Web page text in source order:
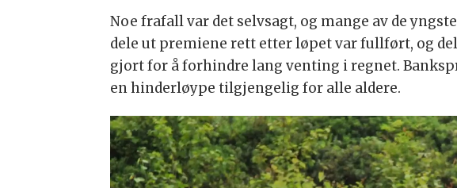
Noe frafall var det selvsagt, og mange av de
dele ut premiene rett etter løpet var fullført, og
gjort for å forhindre lang venting i regnet.
en hinderløype tilgjengelig for alle aldere.